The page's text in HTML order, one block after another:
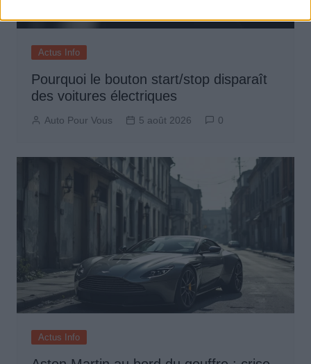
Actus Info
Pourquoi le bouton start/stop disparaît
des voitures électriques
Auto Pour Vous 5 août 2026 0
Actus Info